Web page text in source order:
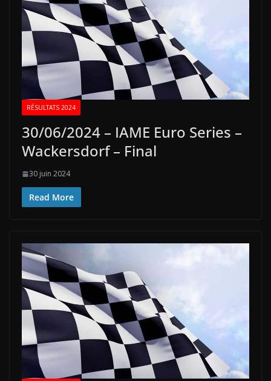
RÉSULTATS 2024
30/06/2024 – IAME Euro Series –
Wackersdorf – Final
30 juin 2024
Read More